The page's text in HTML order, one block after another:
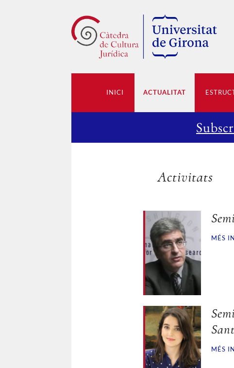
INICI ACTUALITAT
Activitats
MÉS
MÉS